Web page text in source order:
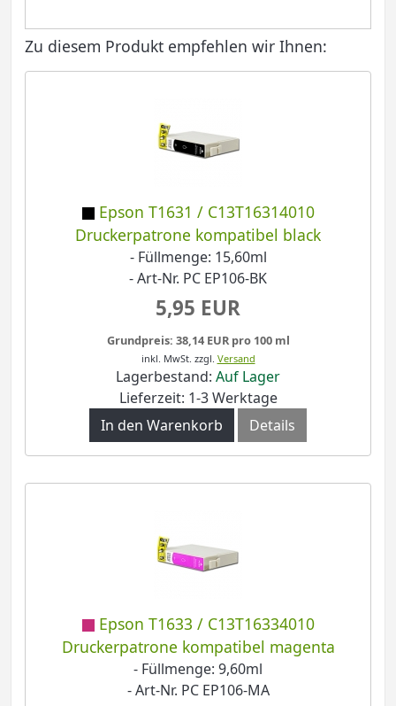
Zu diesem Produkt empfehlen wir Ihnen:
Epson T1631 / C13T16314010
Druckerpatrone kompatibel black
- Füllmenge: 15,60ml
- Art-Nr. PC EP106-BK
5,95 EUR
Grundpreis: 38,14 EUR pro 100 ml
inkl. MwSt. zzgl. Versand
Lagerbestand: Auf Lager
Lieferzeit: 1-3 Werktage
In den Warenkorb
Details
Epson T1633 / C13T16334010
Druckerpatrone kompatibel magenta
- Füllmenge: 9,60ml
- Art-Nr. PC EP106-MA